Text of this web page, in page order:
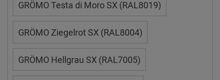
GRÖMO Testa di Moro SX (RAL8019)
GRÖMO Ziegelrot SX (RAL8004)
GRÖMO Hellgrau SX (RAL7005)